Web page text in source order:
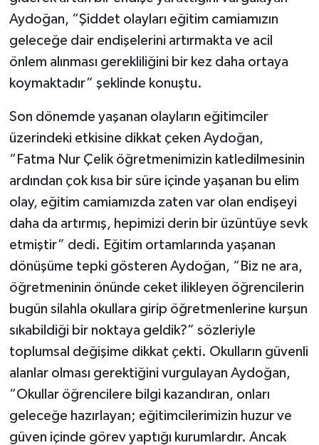
Aydoğan, “Şiddet olayları eğitim camiamızın
geleceğe dair endişelerini artırmakta ve acil
önlem alınması gerekliliğini bir kez daha ortaya
koymaktadır” şeklinde konuştu.
Son dönemde yaşanan olayların eğitimciler
üzerindeki etkisine dikkat çeken Aydoğan,
“Fatma Nur Çelik öğretmenimizin katledilmesinin
ardından çok kısa bir süre içinde yaşanan bu elim
olay, eğitim camiamızda zaten var olan endişeyi
daha da artırmış, hepimizi derin bir üzüntüye sevk
etmiştir” dedi. Eğitim ortamlarında yaşanan
dönüşüme tepki gösteren Aydoğan, “Biz ne ara,
öğretmeninin önünde ceket ilikleyen öğrencilerin
bugün silahla okullara girip öğretmenlerine kurşun
sıkabildiği bir noktaya geldik?” sözleriyle
toplumsal değişime dikkat çekti. Okulların güvenli
alanlar olması gerektiğini vurgulayan Aydoğan,
“Okullar öğrencilere bilgi kazandıran, onları
geleceğe hazırlayan; eğitimcilerimizin huzur ve
güven içinde görev yaptığı kurumlardır. Ancak